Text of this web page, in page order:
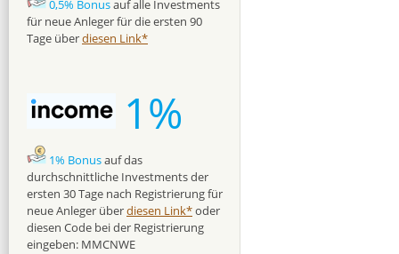
0,5% Bonusauf alle Investments
für neue Anleger für die ersten 90
Tage überdiesen Link*
1%
1% Bonusauf das
durchschnittliche Investments der
ersten 30 Tage nach Registrierung für
neue Anleger überdiesen Link*oder
diesen Code bei der Registrierung
eingeben: MMCNWE